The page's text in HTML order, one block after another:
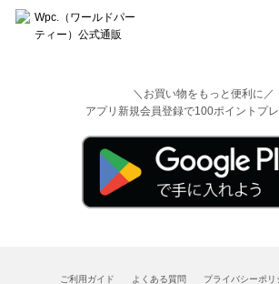
＼お買い物をもっと便利に／
アプリ新規会員登録で100ポイントプレ
ご利用ガイド よくある質問 プライバシーポリ